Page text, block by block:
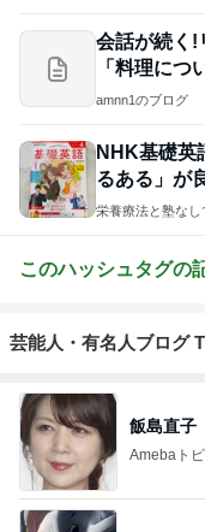
会話が続く!
「料理につ
amnn1のブログ
NHK基礎英
るある」が
栄養療法と塾な
このハッシュタグの
芸能人・有名人ブログ
飯島直子
Amebaト